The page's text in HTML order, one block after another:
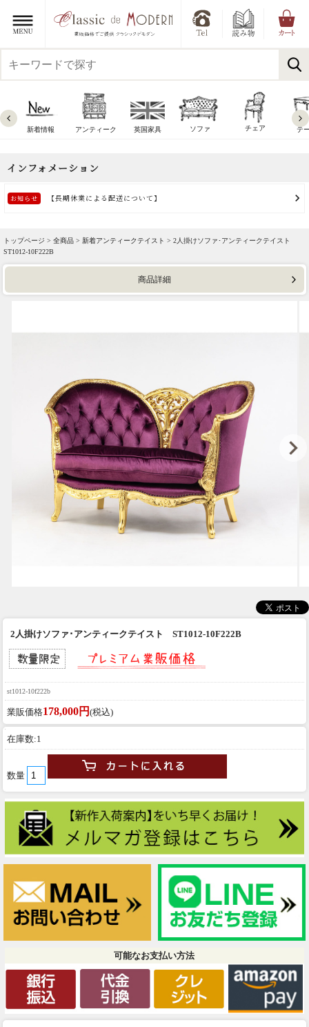
新着情報 アンティーク 英国家具 ソファ チェア テ
トップページ > 全商品 > 新着アンティークテイスト > 2人掛けソファ･アンティークテイスト
ST1012-10F222B
商品詳細
2人掛けソファ･アンティークテイスト ST1012-10F222B
st1012-10f222b
業販価格178,000円 (税込)
在庫数:1
数量
可能なお支払い方法